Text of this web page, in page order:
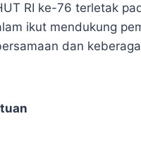
RI ke-76 terletak
ikut mendukung
dan